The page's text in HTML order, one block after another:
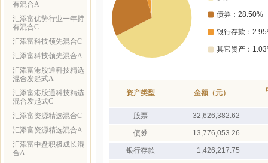
有混合A
汇添富优势行业一年持
有混合C
汇添富科技领先混合C
汇添富科技领先混合A
汇添富港股通科技精选
混合发起式A
汇添富港股通科技精选
混合发起式C
汇添富资源精选混合C
汇添富资源精选混合A
汇添富中盘积极成长混
合A
资产类型 金额（元）
股票 32,626,382.62
债券 13,776,053.26
银行存款 1,426,217.75